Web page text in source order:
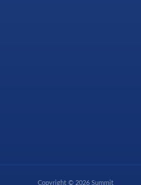
Copyright © 2026 Summit